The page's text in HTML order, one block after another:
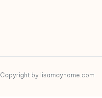
Copyright by lisamayhome.com